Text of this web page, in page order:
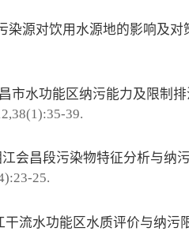
染源对饮用水源地的影响及对
市水功能区纳污能力及限制
39.
会昌段污染物特征分析与纳
25.
干流水功能区水质评价与纳污